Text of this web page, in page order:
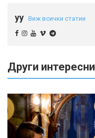
yy Виж всички статии
Други интересни